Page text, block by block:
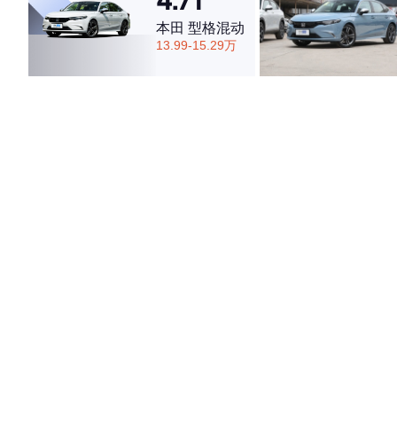
本田 型格混动
13.99-15.29万